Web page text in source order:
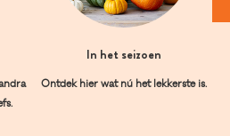
In het seizoen
Ontdek hier wat nú het lekkerste is.